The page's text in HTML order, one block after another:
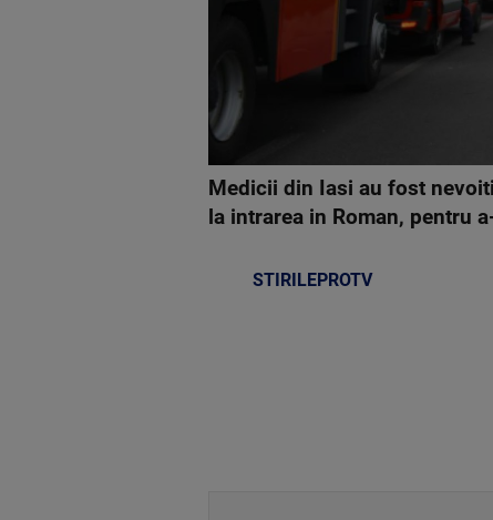
Medicii din Iasi au fost
la intrarea in Roman, pentru
STIRILEPROTV